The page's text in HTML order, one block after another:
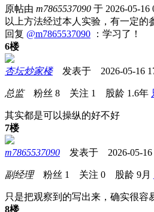
原帖由 m7865537090 于 2026-05-16
以上方法经过本人实验，有一定的
回复 @m7865537090 ：学习了！
6楼
杏坛炒家楼发表于 2026-05-16
总监粉丝 8 关注 1 股龄 1.6年
其实都是可以操纵的好不好
7楼
m7865537090 发表于 2026-05-16
副经理粉丝 1 关注 0 股龄 9月
只是把观察到的写出来，确实很
8楼